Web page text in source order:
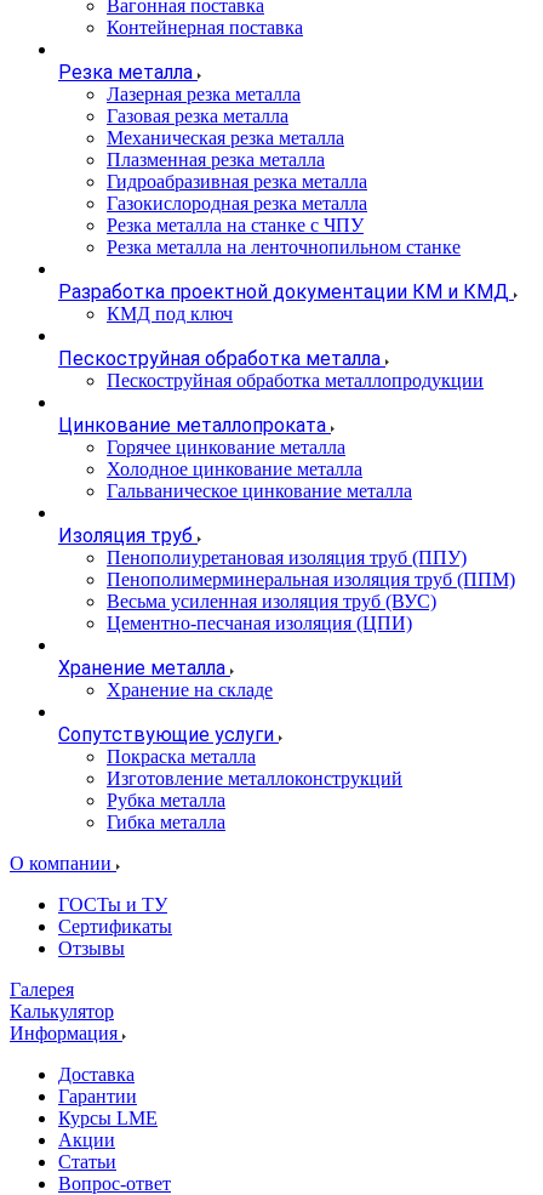
Вагонная поставка
Контейнерная поставка
Резка металла
Лазерная резка металла
Газовая резка металла
Механическая резка металла
Плазменная резка металла
Гидроабразивная резка металла
Газокислородная резка металла
Резка металла на станке с ЧПУ
Резка металла на ленточнопильном станке
Разработка проектной документации КМ и КМД
КМД под ключ
Пескоструйная обработка металла
Пескоструйная обработка металлопродукции
Цинкование металлопроката
Горячее цинкование металла
Холодное цинкование металла
Гальваническое цинкование металла
Изоляция труб
Пенополиуретановая изоляция труб (ППУ)
Пенополимерминеральная изоляция труб (ППМ)
Весьма усиленная изоляция труб (ВУС)
Цементно-песчаная изоляция (ЦПИ)
Хранение металла
Хранение на складе
Сопутствующие услуги
Покраска металла
Изготовление металлоконструкций
Рубка металла
Гибка металла
О компании
ГОСТы и ТУ
Сертификаты
Отзывы
Галерея
Калькулятор
Информация
Доставка
Гарантии
Курсы LME
Акции
Статьи
Вопрос-ответ